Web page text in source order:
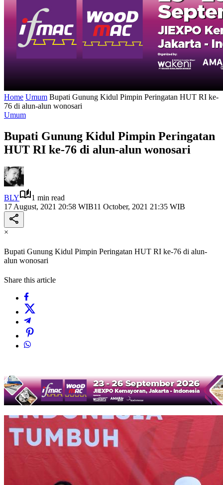
Home Umum Bupati Gunung Kidul Pimpin Peringatan HUT RI ke-
76 di alun-alun wonosari
Umum
Bupati Gunung Kidul Pimpin Peringatan
HUT RI ke-76 di alun-alun wonosari
BLY
1 min read
17 August, 2021 20:58 WIB11 October, 2021 21:35 WIB
×
Bupati Gunung Kidul Pimpin Peringatan HUT RI ke-76 di alun-
alun wonosari
Share this article